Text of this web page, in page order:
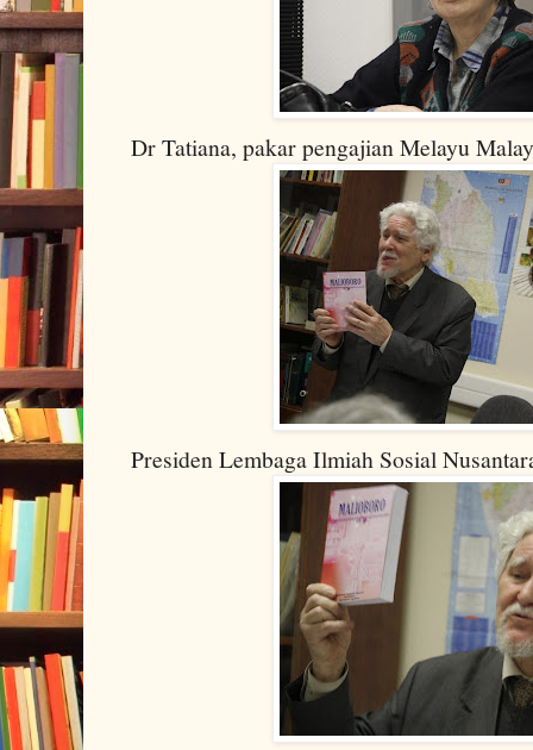
Dr Tatiana, pakar pengajian Melayu
Presiden Lembaga Ilmiah Sosial